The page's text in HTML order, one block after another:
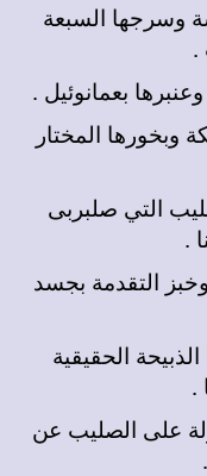
وسرجها السبعة
.
بعمانوئيل .
وبخورها المختار
التي صلبربى
.
وخبز التقدمة بجسد
الحقيقية
.
على الصليب عن